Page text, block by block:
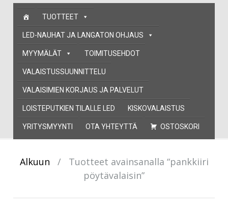
Skip
content
TUOTTEET
LED-NAUHAT JA LANGATON OHJAUS
MYYMÄLÄT TOIMITUSEHDOT
VALAISTUSSUUNNITTELU
VALAISIMIEN KORJAUS JA PALVELUT
LOISTEPUTKIEN TILALLE LED KISKOVALAISTUS
YRITYSMYYNTI OTA YHTEYTTÄ OSTOSKORI
Alkuun /
Tuotteet avainsanalla “pankkiiri
pöytävalaisin”